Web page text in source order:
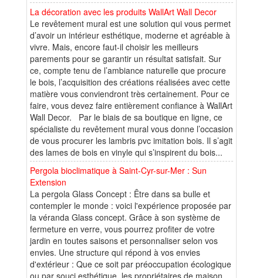
La décoration avec les produits WallArt Wall Decor
Le revêtement mural est une solution qui vous permet
d’avoir un intérieur esthétique, moderne et agréable à
vivre. Mais, encore faut-il choisir les meilleurs
parements pour se garantir un résultat satisfait. Sur
ce, compte tenu de l’ambiance naturelle que procure
le bois, l’acquisition des créations réalisées avec cette
matière vous conviendront très certainement. Pour ce
faire, vous devez faire entièrement confiance à WallArt
Wall Decor. Par le biais de sa boutique en ligne, ce
spécialiste du revêtement mural vous donne l’occasion
de vous procurer les lambris pvc imitation bois. Il s’agit
des lames de bois en vinyle qui s’inspirent du bois...
Pergola bioclimatique à Saint-Cyr-sur-Mer : Sun
Extension
La pergola Glass Concept : Être dans sa bulle et
contempler le monde : voici l'expérience proposée par
la véranda Glass concept. Grâce à son système de
fermeture en verre, vous pourrez profiter de votre
jardin en toutes saisons et personnaliser selon vos
envies. Une structure qui répond à vos envies
d'extérieur : Que ce soit par préoccupation écologique
ou par souci esthétique, les propriétaires de maison